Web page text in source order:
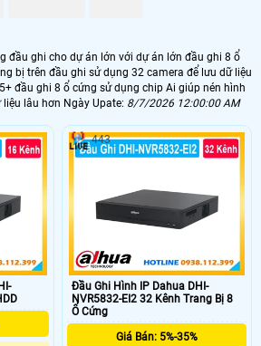
đầu ghi cho dự án lớn với dự án lớn đầu ghi 8 ổ
bị trên đầu ghi sử dụng 32 camera để lưu dữ liệu
đầu ghi 8 ổ cứng sử dụng chip Ai giúp nén hình
lâu hơn Ngày Upate: 8/7/2026 12:00:00 AM
Đầu Ghi Hình IP Dahua DHI-
NVR5832-EI2 32 Kênh Trang Bị 8
Ổ Cứng
Giá Bán: 5%-35%
443